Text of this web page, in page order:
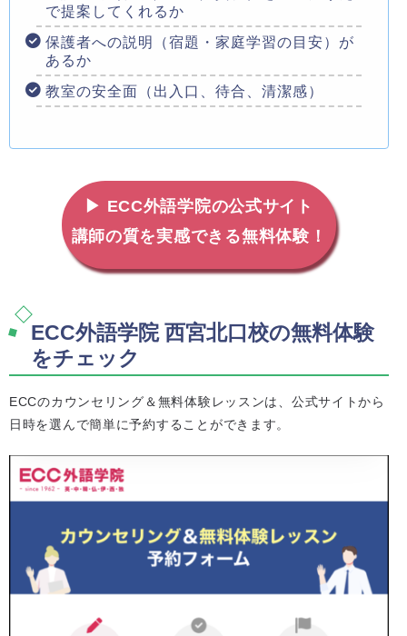
で提案してくれるか
保護者への説明（宿題・家庭学習の目安）が
あるか
教室の安全面（出入口、待合、清潔感）
▶ ECC外語学院の公式サイト
講師の質を実感できる無料体験！
ECC外語学院 西宮北口校の無料体験
をチェック
ECCのカウンセリング＆無料体験レッスンは、公式サイトから
日時を選んで簡単に予約することができます。